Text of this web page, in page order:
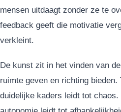
mensen uitdaagt zonder ze te
feedback geeft die motivatie
verkleint.
De kunst zit in het vinden van
ruimte geven en richting
duidelijke kaders leidt tot